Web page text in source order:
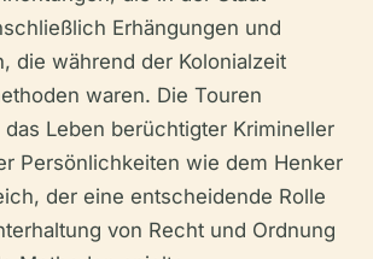
Erhängungen und
die während der Kolonialzeit
waren. Die Touren
Leben berüchtigter Krimineller
Persönlichkeiten wie dem Henker
der eine entscheidende Rolle
von Recht und Ordnung